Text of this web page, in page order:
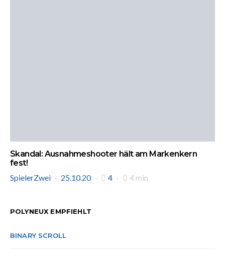
Skandal: Ausnahmeshooter hält am Markenkern
fest!
SpielerZwei
25.10.20 4 4 min
POLYNEUX EMPFIEHLT
BINARY SCROLL